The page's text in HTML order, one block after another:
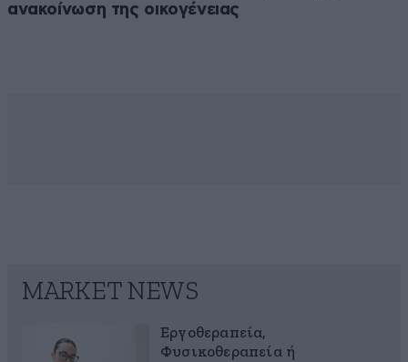
ανακοίνωση της οικογένειας
MARKET NEWS
Εργοθεραπεία,
Φυσικοθεραπεία ή